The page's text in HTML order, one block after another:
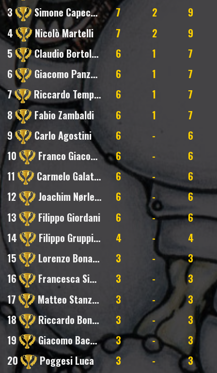
3
Simone Capecchi 7 2
9
4
Nicolò Martelli 7 2
9
5
Claudio Bortolotti 6 1
7
6
Giacomo Panzacchi 6 1
7
7
Riccardo Tempobono 6 1
7
8
Fabio Zambaldi 6 1
7
9
Carlo Agostini 6 -
6
10
Franco Giacomelli 6 -
6
11
Carmelo Galatro 6 -
6
12
Joachim Nørlem 6 -
6
13
Filippo Giordani 6 -
6
14
Filippo Gruppioni 4 -
4
15
Lorenzo Bonaga 3 -
3
16
Francesca Sighinolfi 3 -
3
17
Matteo Stanzani 3 -
3
18
Riccardo Bonfiglioli 3 -
3
19
Giacomo Baccilieri 3 -
3
20
Poggesi Luca 3 - 3